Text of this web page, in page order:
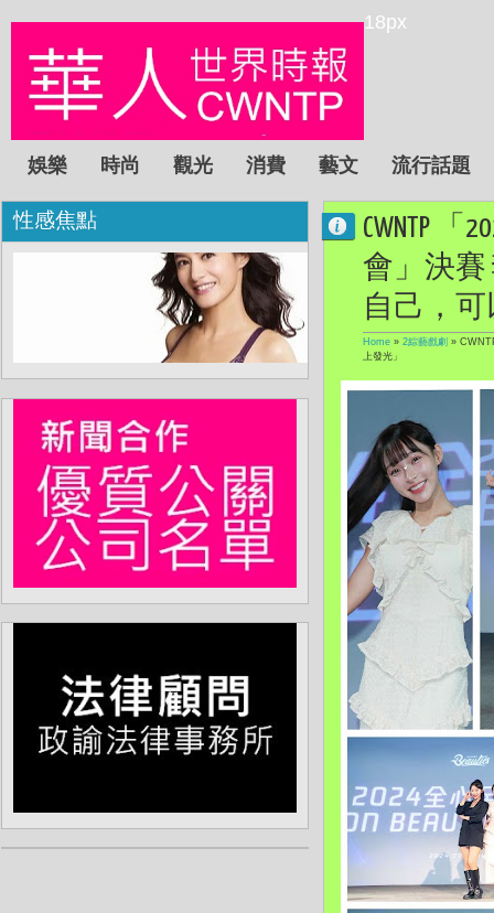
18px
娛樂 時尚 觀光 消費 藝文 流行話題
CWNTP
會」決
自己，
Home » 2綜藝戲劇 »
上發光」
性感焦點